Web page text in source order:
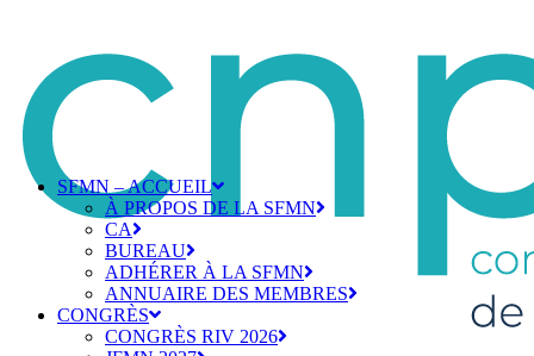
SFMN – ACCUEIL
À PROPOS DE LA SFMN
CA
BUREAU
ADHÉRER À LA SFMN
ANNUAIRE DES MEMBRES
CONGRÈS
CONGRÈS RIV 2026